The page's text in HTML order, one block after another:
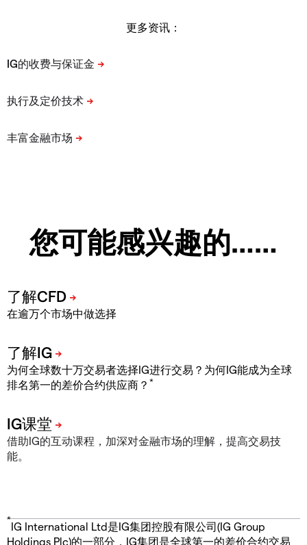
更多资讯：
您可能感兴趣的……
在逾万个市场中做选择
为何全球数十万交易者选择IG进行交易？为何IG能成为全球
排名第一的差价合约供应商？ *
借助IG的互动课程，加深对金融市场的理解，提高交易技
能。
*
IG International Ltd是IG集团控股有限公司(IG Group
Holdings Plc)的一部分，IG集团是全球第一的差价合约交易